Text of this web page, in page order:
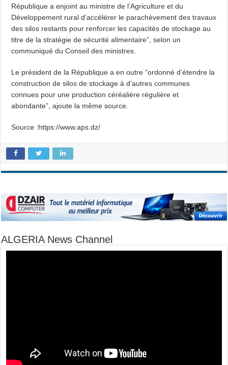
République a enjoint au ministre de l’Agriculture et du
Développement rural d’accélérer le parachèvement des travaux
des silos restants pour renforcer les capacités de stockage au
titre de la stratégie de sécurité alimentaire”, selon un
communiqué du Conseil des ministres.
Le président de la République a en outre “ordonné d’étendre la
construction de silos de stockage à d’autres communes
connues pour une production céréalière régulière et
abondante”, ajoute la même source.
Source :https://www.aps.dz/
ALGERIA News Channel